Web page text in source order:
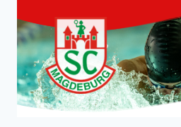
Inhalt
springen